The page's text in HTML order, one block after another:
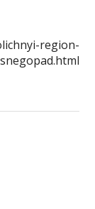
region-